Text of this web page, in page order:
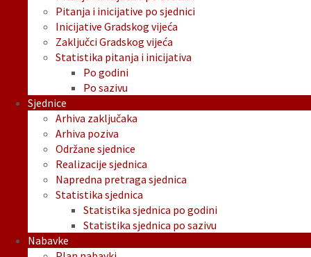
Pitanja i inicijative po sjednici
Inicijative Gradskog vijeća
Zaključci Gradskog vijeća
Statistika pitanja i inicijativa
Po godini
Po sazivu
Sjednice
Arhiva zaključaka
Arhiva poziva
Održane sjednice
Realizacije sjednica
Napredna pretraga sjednica
Statistika sjednica
Statistika sjednica po godini
Statistika sjednica po sazivu
Nabavke